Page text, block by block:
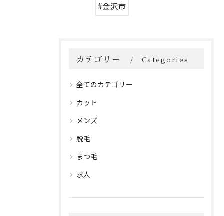
#金沢市
カテゴリー Categories
全てのカテゴリー
カット
メンズ
脱毛
まつ毛
求人